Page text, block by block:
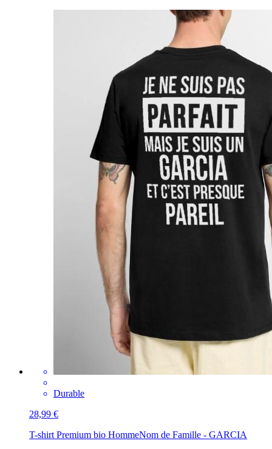
Durable
28,99 €
T-shirt Premium bio HommeNom de Famille - GARCIA